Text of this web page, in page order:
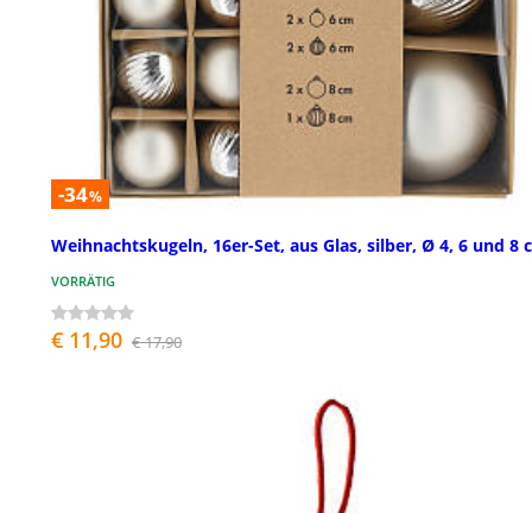
-34%
Weihnachtskugeln, 16er-Set, aus Glas, silber, Ø 4, 6 und 8
VORRÄTIG
€ 11,90 € 17,90